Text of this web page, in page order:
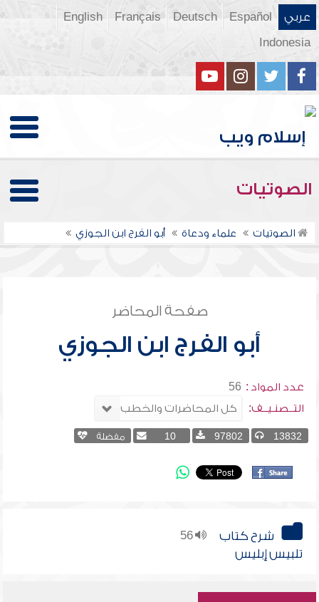
عربي Español
Deutsch
Français
English
Indonesia
الصوتيات
الصوتيات علماء ودعاة أبو الفرج ابن الجوزي
صفحة المحاضر
أبو الفرج ابن الجوزي
عدد المواد : 56
التــصنـيــف:
13832
97802
10 مفضلة
56
شرح كتاب
تلبيس إبليس